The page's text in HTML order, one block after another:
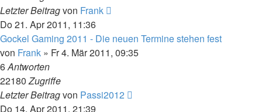
Letzter Beitragvon Frank
Do 21. Apr 2011, 11:36
Gockel Gaming 2011 - Die neuen Termine stehen fest
von Frank » Fr 4. Mär 2011, 09:35
6Antworten
22180Zugriffe
Letzter Beitragvon Passi2012
Do 14. Apr 2011, 21:39